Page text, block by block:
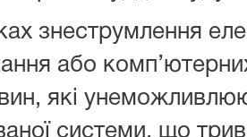
знеструмлення
або
які
системи, що